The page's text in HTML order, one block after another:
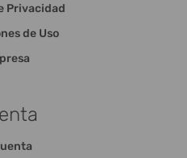
Privacidad
de Uso